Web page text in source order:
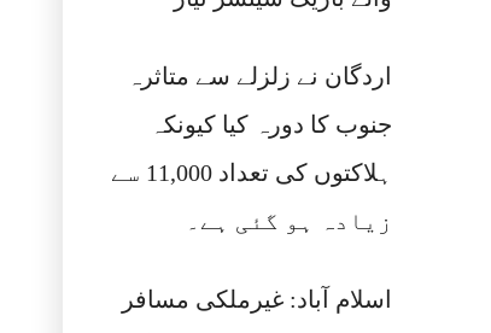
اردگان نے زلزلے سے متاثرہ
جنوب کا دورہ کیا کیونکہ
ہلاکتوں کی تعداد 11,000 سے
زیادہ ہو گئی ہے۔
اسلام آباد: غیرملکی مسافر